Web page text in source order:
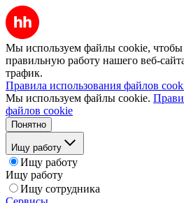
Мы используем файлы cookie, чтобы
правильную работу нашего веб-
трафик.
Правила использования файлов
Мы используем файлы cookie.
файлов cookie
Понятно
Ищу работу
Ищу работу
Ищу работу
Ищу сотрудника